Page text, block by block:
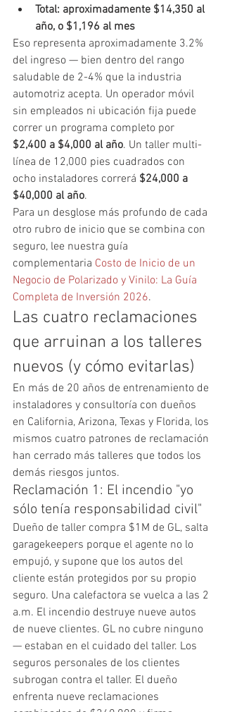
Total: aproximadamente $14,350 al
año, o $1,196 al mes
Eso representa aproximadamente 3.2%
del ingreso — bien dentro del rango
saludable de 2-4% que la industria
automotriz acepta. Un operador móvil
sin empleados ni ubicación fija puede
correr un programa completo por
$2,400 a $4,000 al año. Un taller multi-
línea de 12,000 pies cuadrados con
ocho instaladores correrá $24,000 a
$40,000 al año.
Para un desglose más profundo de cada
otro rubro de inicio que se combina con
seguro, lee nuestra guía
complementaria Costo de Inicio de un
Negocio de Polarizado y Vinilo: La Guía
Completa de Inversión 2026.
Las cuatro reclamaciones
que arruinan a los talleres
nuevos (y cómo evitarlas)
En más de 20 años de entrenamiento de
instaladores y consultoría con dueños
en California, Arizona, Texas y Florida, los
mismos cuatro patrones de reclamación
han cerrado más talleres que todos los
demás riesgos juntos.
Reclamación 1: El incendio "yo
sólo tenía responsabilidad civil"
Dueño de taller compra $1M de GL, salta
garagekeepers porque el agente no lo
empujó, y supone que los autos del
cliente están protegidos por su propio
seguro. Una calefactora se vuelca a las 2
a.m. El incendio destruye nueve autos
de nueve clientes. GL no cubre ninguno
— estaban en el cuidado del taller. Los
seguros personales de los clientes
subrogan contra el taller. El dueño
enfrenta nueve reclamaciones